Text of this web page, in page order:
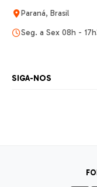
Paraná, Brasil
Seg. a Sex 08h -
SIGA-NOS